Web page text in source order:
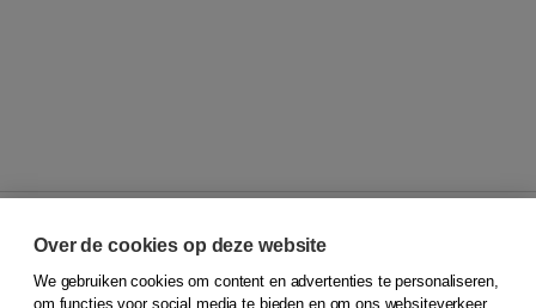
© 2026Koninklijke Boom uitgevers
Over de cookies op deze website
We gebruiken cookies om content en advertenties te personaliseren,
om functies voor social media te bieden en om ons websiteverkeer